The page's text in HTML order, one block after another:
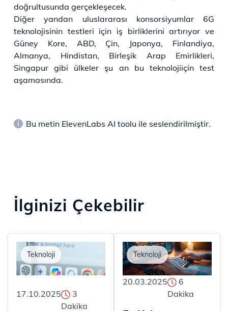
doğrultusunda gerçekleşecek.
Diğer yandan uluslararası konsorsiyumlar 6G
teknolojisinin testleri için iş birliklerini artırıyor ve
Güney Kore, ABD, Çin, Japonya, Finlandiya,
Almanya, Hindistan, Birleşik Arap Emirlikleri,
Singapur gibi ülkeler şu an bu teknolojiiçin test
aşamasında.
Bu metin ElevenLabs AI toolu ile seslendirilmiştir.
İlginizi Çekebilir
17.10.2025
3
Dakika
Teknoloji
20.03.2025
6
Dakika
Teknoloji